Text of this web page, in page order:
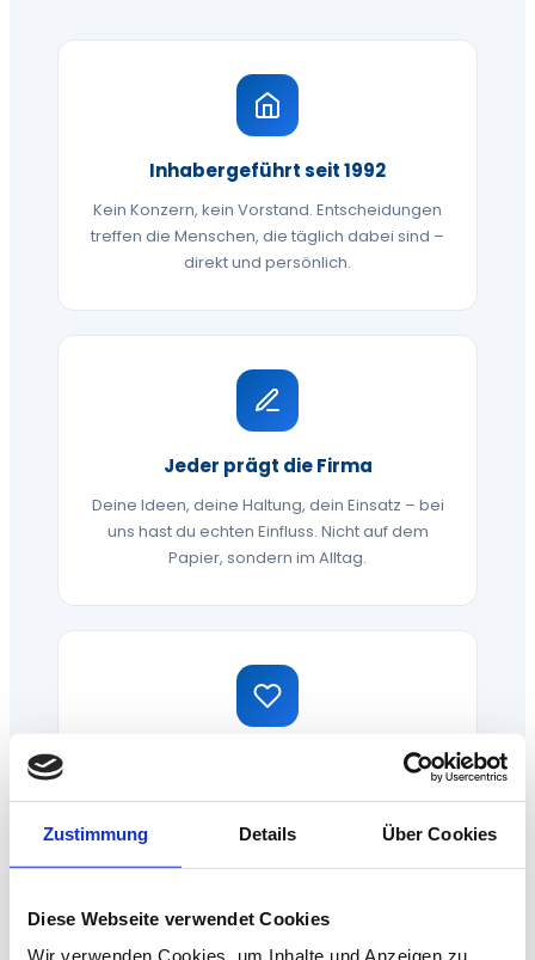
Zustimmung Details Über Cookies
Diese Webseite verwendet Cookies
Wir verwenden Cookies, um Inhalte und Anzeigen zu
Inhabergeführt seit 1992
Kein Konzern, kein Vorstand. Entscheidungen
treffen die Menschen, die täglich dabei sind –
direkt und persönlich.
Jeder prägt die Firma
Deine Ideen, deine Haltung, dein Einsatz – bei
uns hast du echten Einfluss. Nicht auf dem
Papier, sondern im Alltag.
Ob Mitarbeiter, Kunde oder Partner: Wir stellen
Menschen über Kennzahlen. Vertrauen,